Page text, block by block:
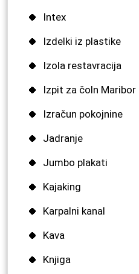
Intex
Izdelki iz plastike
Izola restavracija
Izpit za čoln Maribor
Izračun pokojnine
Jadranje
Jumbo plakati
Kajaking
Karpalni kanal
Kava
Knjiga